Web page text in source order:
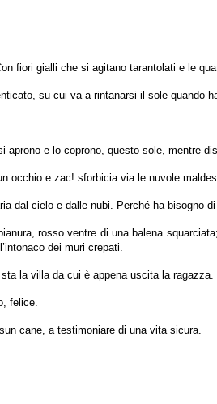
fiori gialli che si agitano tarantolati e le
su cui va a rintanarsi il sole quando
e lo coprono, questo sole, mentre
occhio e zac! sforbicia via le nuvole
dal cielo e dalle nubi. Perché ha bisogno
rosso ventre di una balena
dei muri crepati.
la villa da cui è appena uscita la ragazza.
felice.
cane, a testimoniare di una vita sicura.